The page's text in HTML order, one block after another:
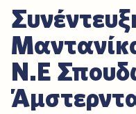
Ν.Ε